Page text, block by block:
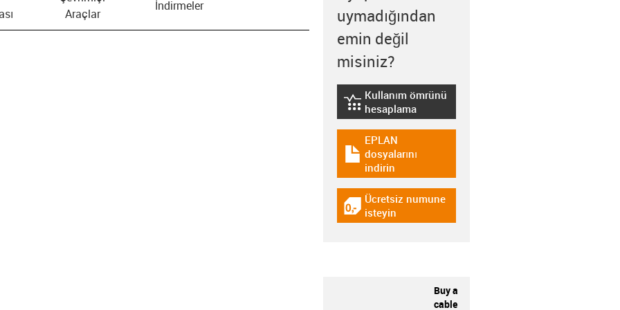
Araçlar
İndirmeler
uymadığından
emin değil
misiniz?
igus-icon-lebensdauerrechner
Kullanım ömrünü
hesaplama
igus-icon-download-plan
EPLAN
dosyalarını
indirin
igus-icon-gratismuster
Ücretsiz numune
isteyin
Buy a
cable